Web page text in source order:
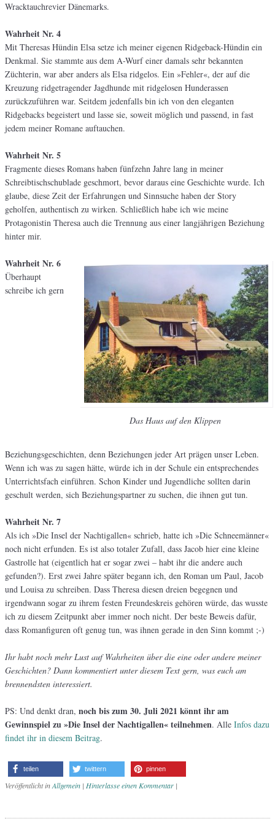
Wracktauchrevier Dänemarks.
Wahrheit Nr. 4
Mit Theresas Hündin Elsa setze ich meiner eigenen Ridgeback-Hündin ein
Denkmal. Sie stammte aus dem A-Wurf einer damals sehr bekannten
Züchterin, war aber anders als Elsa ridgelos. Ein »Fehler«, der auf die
Kreuzung ridgetragender Jagdhunde mit ridgelosen Hunderassen
zurückzuführen war. Seitdem jedenfalls bin ich von den eleganten
Ridgebacks begeistert und lasse sie, soweit möglich und passend, in fast
jedem meiner Romane auftauchen.
Wahrheit Nr. 5
Fragmente dieses Romans haben fünfzehn Jahre lang in meiner
Schreibtischschublade geschmort, bevor daraus eine Geschichte wurde. Ich
glaube, diese Zeit der Erfahrungen und Sinnsuche haben der Story
geholfen, authentisch zu wirken. Schließlich habe ich wie meine
Protagonistin Theresa auch die Trennung aus einer langjährigen Beziehung
hinter mir.
Das Haus auf den Klippen
Wahrheit Nr. 6
Überhaupt
schreibe ich gern
Beziehungsgeschichten, denn Beziehungen jeder Art prägen unser Leben.
Wenn ich was zu sagen hätte, würde ich in der Schule ein entsprechendes
Unterrichtsfach einführen. Schon Kinder und Jugendliche sollten darin
geschult werden, sich Beziehungspartner zu suchen, die ihnen gut tun.
Wahrheit Nr. 7
Als ich »Die Insel der Nachtigallen« schrieb, hatte ich »Die Schneemänner«
noch nicht erfunden. Es ist also totaler Zufall, dass Jacob hier eine kleine
Gastrolle hat (eigentlich hat er sogar zwei – habt ihr die andere auch
gefunden?). Erst zwei Jahre später begann ich, den Roman um Paul, Jacob
und Louisa zu schreiben. Dass Theresa diesen dreien begegnen und
irgendwann sogar zu ihrem festen Freundeskreis gehören würde, das wusste
ich zu diesem Zeitpunkt aber immer noch nicht. Der beste Beweis dafür,
dass Romanfiguren oft genug tun, was ihnen gerade in den Sinn kommt ;-)
Ihr habt noch mehr Lust auf Wahrheiten über die eine oder andere meiner
Geschichten? Dann kommentiert unter diesem Text gern, was euch am
brennendsten interessiert.
PS: Und denkt dran, noch bis zum 30. Juli 2021 könnt ihr am
Gewinnspiel zu »Die Insel der Nachtigallen« teilnehmen. Alle Infos dazu
findet ihr in diesem Beitrag.
teilen twittern pinnen
Veröffentlicht inAllgemein | Hinterlasse einen Kommentar |
Artikel-Navigation